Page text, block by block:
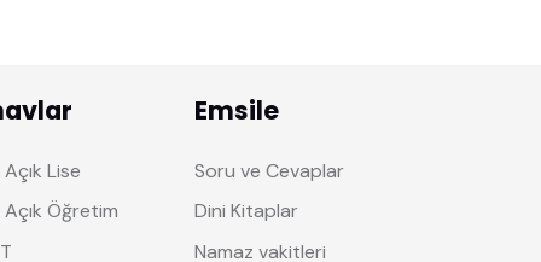
Lise
Açık Öğretim
Emsile
Soru ve Cevaplar
Dini Kitaplar
Namaz vakitleri